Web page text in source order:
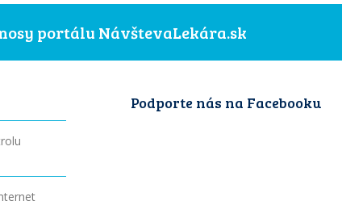
portálu NávštevaLekára.sk
Podporte nás na Facebooku